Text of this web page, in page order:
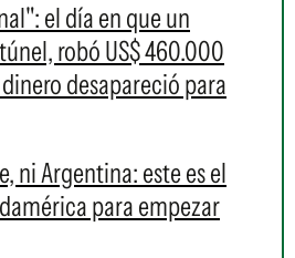
el día en que un
robó US$ 460.000
desapareció para
ni Argentina: este es el
para empezar